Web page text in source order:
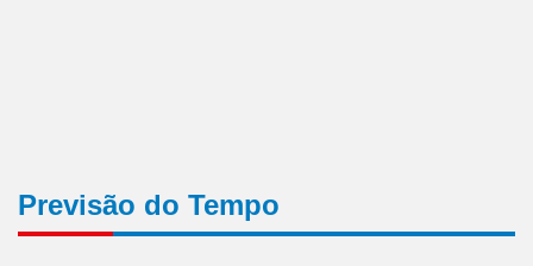
Previsão do Tempo